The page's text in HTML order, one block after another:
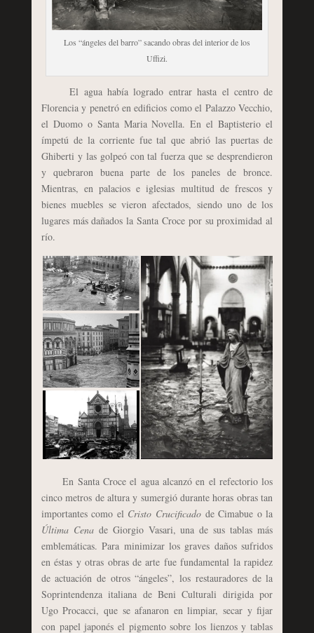
Los “ángeles del barro” sacando obras del interior de los
Uffizi.
El agua había logrado entrar hasta el centro de
Florencia y penetró en edificios como el Palazzo Vecchio,
el Duomo o Santa Maria Novella. En el Baptisterio el
ímpetú de la corriente fue tal que abrió las puertas de
Ghiberti y las golpeó con tal fuerza que se desprendieron
y quebraron buena parte de los paneles de bronce.
Mientras, en palacios e iglesias multitud de frescos y
bienes muebles se vieron afectados, siendo uno de los
lugares más dañados la Santa Croce por su proximidad al
río.
En Santa Croce el agua alcanzó en el refectorio los
cinco metros de altura y sumergió durante horas obras tan
importantes como el Cristo Crucificado de Cimabue o la
Última Cenade Giorgio Vasari, una de sus tablas más
emblemáticas. Para minimizar los graves daños sufridos
en éstas y otras obras de arte fue fundamental la rapidez
de actuación de otros “ángeles”, los restauradores de la
Soprintendenza italiana de Beni Culturali dirigida por
Ugo Procacci, que se afanaron en limpiar, secar y fijar
con papel japonés el pigmento sobre los lienzos y tablas